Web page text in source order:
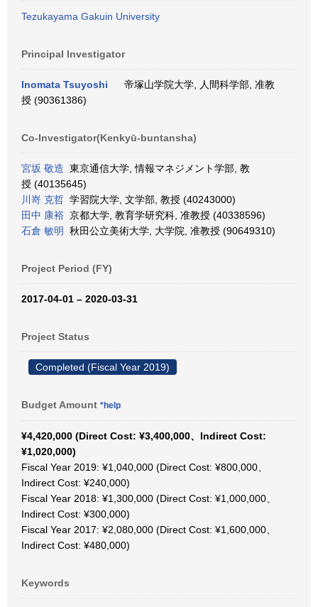
Tezukayama Gakuin University
Principal Investigator
Inomata Tsuyoshi
帝塚山学院大学, 人間科学部, 准教
授 (90361386)
Co-Investigator(Kenkyū-buntansha)
宮坂 敬造 東京通信大学, 情報マネジメント学部, 教
授 (40135645)
川嵜 克哲 学習院大学, 文学部, 教授 (40243000)
田中 康裕 京都大学, 教育学研究科, 准教授 (40338596)
石倉 敏明
秋田公立美術大学, 大学院, 准教授 (90649310)
Project Period (FY)
2017-04-01 – 2020-03-31
Project Status
Completed (Fiscal Year 2019)
Budget Amount *help
¥4,420,000 (Direct Cost: ¥3,400,000、Indirect Cost:
¥1,020,000)
Fiscal Year 2019: ¥1,040,000 (Direct Cost: ¥800,000、
Indirect Cost: ¥240,000)
Fiscal Year 2018: ¥1,300,000 (Direct Cost: ¥1,000,000、
Indirect Cost: ¥300,000)
Fiscal Year 2017: ¥2,080,000 (Direct Cost: ¥1,600,000、
Indirect Cost: ¥480,000)
Keywords